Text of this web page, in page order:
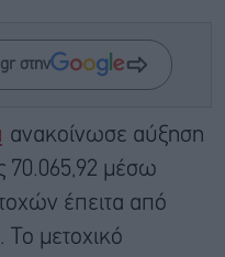
στην
ανακοίνωσε αύξηση
70.065,92 μέσω
έπειτα από
Το μετοχικό